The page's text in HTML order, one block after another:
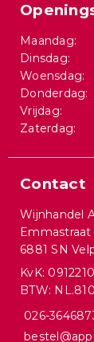
Maandag:
Dinsdag:
Woensdag:
Donderdag:
Vrijdag:
Zaterdag:
Contact
Wijnhandel
Emmastraat
6881 SN
KvK:
BTW:
026-